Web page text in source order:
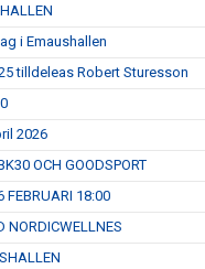
i Emaushallen
tilldeleas Robert Sturesson
2026
OCH GOODSPORT
FEBRUARI 18:00
NORDICWELLNES